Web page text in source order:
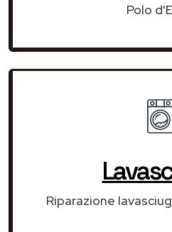
Polo
Riparazione